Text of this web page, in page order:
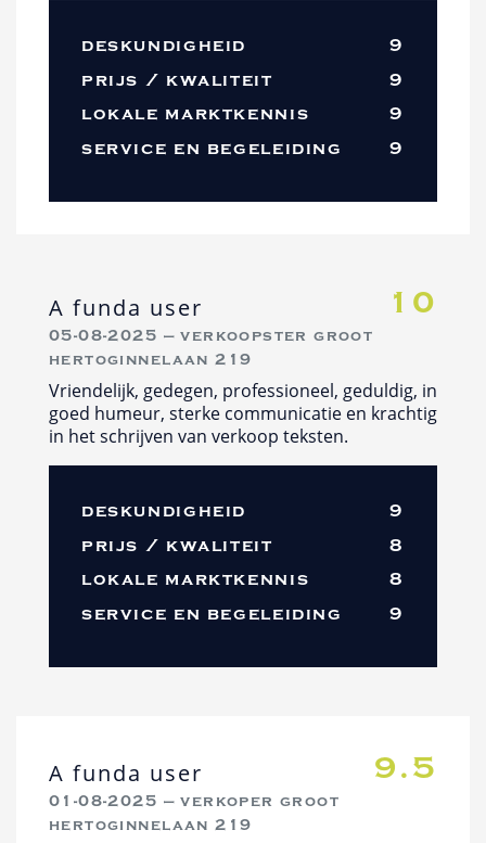
deskundigheid
9
prijs / kwaliteit
9
lokale marktkennis
9
service en begeleiding
9
A funda user 10
05-08-2025 — verkoopster groot
hertoginnelaan 219
Vriendelijk, gedegen, professioneel, geduldig, in
goed humeur, sterke communicatie en krachtig
in het schrijven van verkoop teksten.
deskundigheid
9
prijs / kwaliteit
8
lokale marktkennis
8
service en begeleiding
9
A funda user 9.5
01-08-2025 — verkoper groot
hertoginnelaan 219